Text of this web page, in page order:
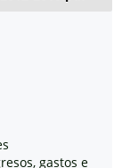
gastos e